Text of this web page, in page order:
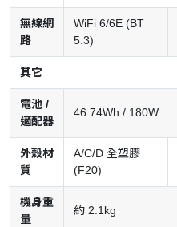
無線網
路
WiFi 6/6E (BT
5.3)
其它
電池 /
適配器
46.74Wh / 180W
外殼材
質
A/C/D 全塑膠
(F20)
機身重
量
約 2.1kg